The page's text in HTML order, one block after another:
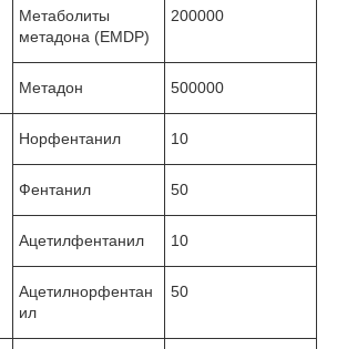
Метаболиты
метадона (EMDP)
200000
Метадон 500000
Норфентанил 10
Фентанил 50
Ацетилфентанил 10
Ацетилнорфентан
ил
50